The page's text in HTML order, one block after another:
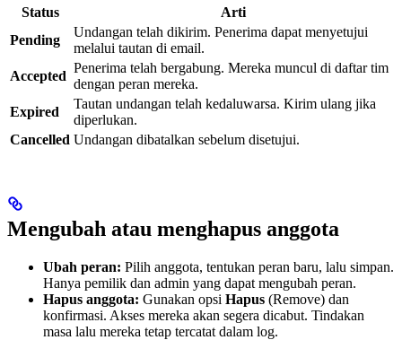
Status
Arti
Pending
Undangan telah dikirim. Penerima dapat menyetujui
melalui tautan di email.
Accepted
Penerima telah bergabung. Mereka muncul di daftar tim
dengan peran mereka.
Expired
Tautan undangan telah kedaluwarsa. Kirim ulang jika
diperlukan.
Cancelled Undangan dibatalkan sebelum disetujui.
Mengubah atau menghapus anggota
Ubah peran: Pilih anggota, tentukan peran baru, lalu simpan.
Hanya pemilik dan admin yang dapat mengubah peran.
Hapus anggota: Gunakan opsi Hapus (Remove) dan
konfirmasi. Akses mereka akan segera dicabut. Tindakan
masa lalu mereka tetap tercatat dalam log.